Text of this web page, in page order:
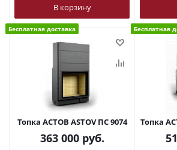
В корзину
Бесплатная доставка
Топка АСТОВ ASTOV ПС 9074
363 000руб.
Бесплатная
Топка